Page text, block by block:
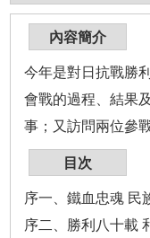
內容簡介
今年是對日抗戰勝
會戰的過程、結果
事；又訪問兩位參
目次
序一、鐵血忠魂 民
序二、勝利八十載